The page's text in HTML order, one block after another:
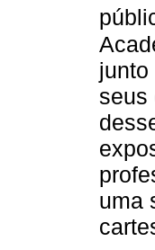
junto
seus
uma